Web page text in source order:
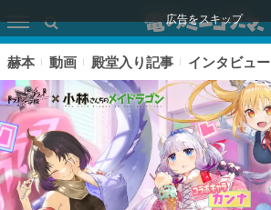
広告をスキップ
赫本 動画 殿堂入り記事 インタビュー